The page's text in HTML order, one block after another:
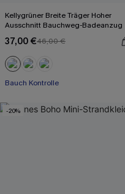
Kellygrüner Breite Träger Hoher
Ausschnitt Bauchweg-Badeanzug
37,00 €46,00 €
Bauch Kontrolle
-20%